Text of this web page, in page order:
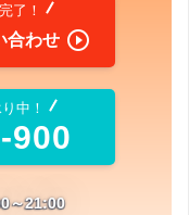
了！
合わせ 
中！
900
～21:00